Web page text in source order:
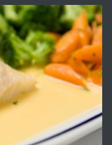
преди 3 дни
под наем в
Хасково-близо
преди 3 дни